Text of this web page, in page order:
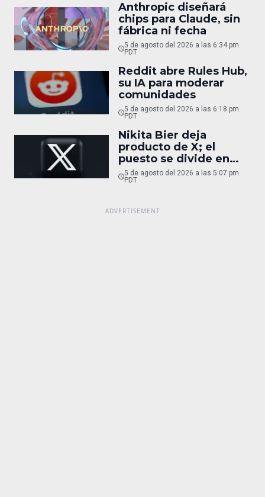
Anthropic diseñará
chips para Claude, sin
fábrica ni fecha
5 de agosto del 2026 a las 6:34 pm
PDT
Reddit abre Rules Hub,
su IA para moderar
comunidades
5 de agosto del 2026 a las 6:18 pm
PDT
Nikita Bier deja
producto de X; el
puesto se divide en
tres
5 de agosto del 2026 a las 5:07 pm
PDT